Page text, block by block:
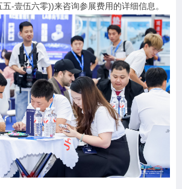
-壹伍六零))来咨询参展费用的详细信息。